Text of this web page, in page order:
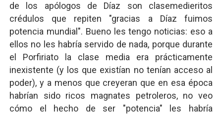
de los apólogos de Díaz son clasemedieritos
crédulos que repiten "gracias a Díaz fuimos
potencia mundial". Bueno les tengo noticias: eso a
ellos no les habría servido de nada, porque durante
el Porfiriato la clase media era prácticamente
inexistente (y los que existían no tenían acceso al
poder), y a menos que creyeran que en esa época
habrían sido ricos magnates petroleros, no veo
cómo el hecho de ser "potencia" les habría